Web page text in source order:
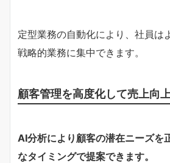
定型業務の自動化により、社員は
戦略的業務に集中できます。
顧客管理を高度化して売上向
AI分析により顧客の潜在ニーズを
なタイミングで提案できます。